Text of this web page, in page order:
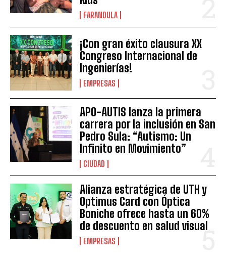
FARANDULA
¡Con gran éxito clausura XX
Congreso Internacional de
Ingenierías!
EMPRESAS
APO-AUTIS lanza la primera
carrera por la inclusión en San
Pedro Sula: “Autismo: Un
Infinito en Movimiento”
CIUDAD
Alianza estratégica de UTH y
Optimus Card con Óptica
Boniche ofrece hasta un 60%
de descuento en salud visual
EMPRESAS